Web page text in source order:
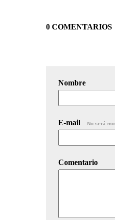
0 COMENTARIOS
Nombre
E-mail No será
Comentario